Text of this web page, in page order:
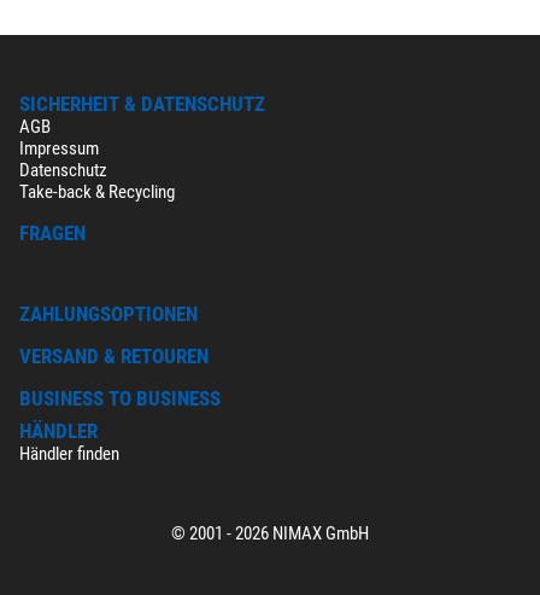
SICHERHEIT & DATENSCHUTZ
AGB
Impressum
Datenschutz
Take-back & Recycling
FRAGEN
ZAHLUNGSOPTIONEN
VERSAND & RETOUREN
BUSINESS TO BUSINESS
HÄNDLER
Händler finden
© 2001 - 2026 NIMAX GmbH